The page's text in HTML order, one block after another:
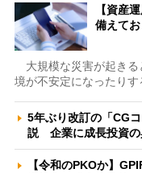
【資産
備えて
大規模な災害が起きる
境が不安定になったり
5年ぶり改訂の「CG
説 企業に成長投資
【令和のPKOか】